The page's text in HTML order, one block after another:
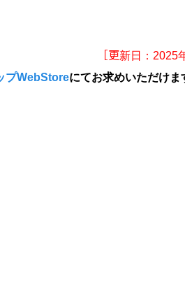
［更新日：2025
プWebStoreにてお求めいただけま